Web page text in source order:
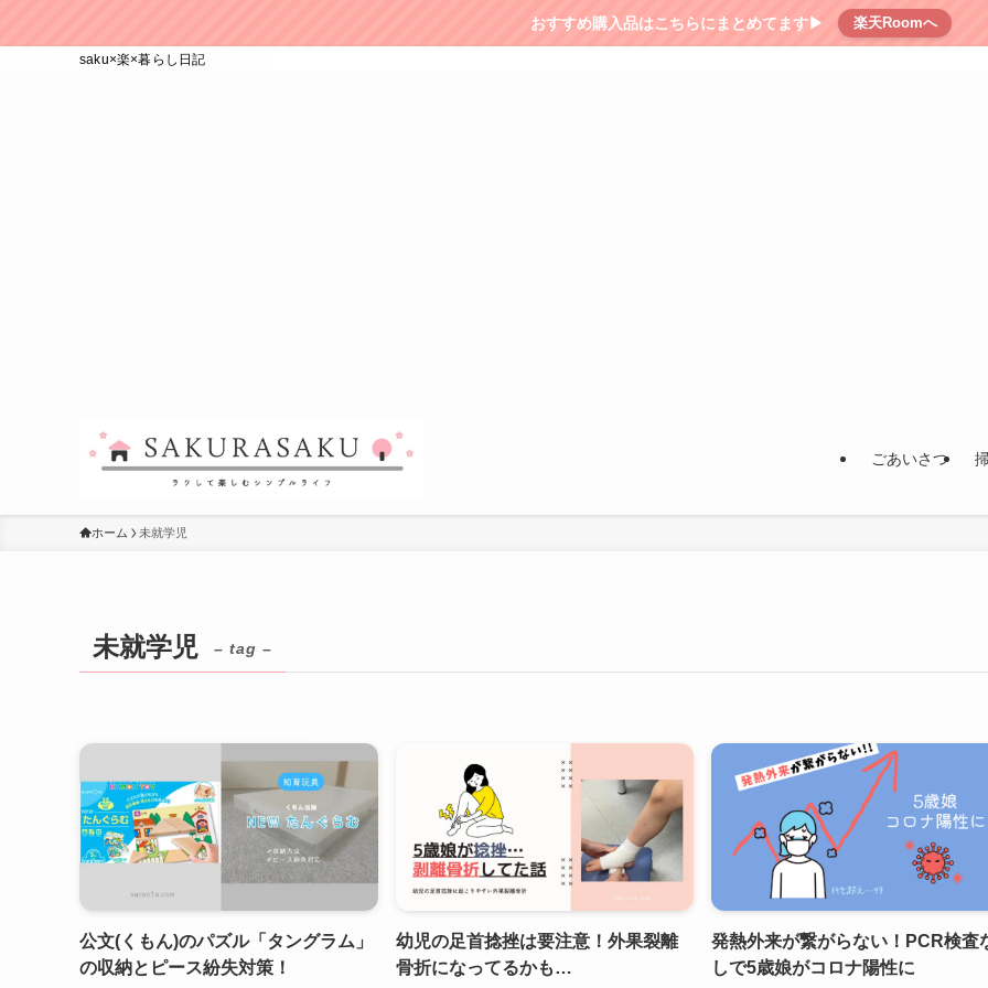
おすすめ購入品はこちらにまとめてます▶︎ 楽天Roomへ
saku×楽×暮らし日記
ごあいさつ
ホーム 未就学児
未就学児 – tag –
公文(くもん)のパズル「タングラム」
の収納とピース紛失対策！
幼児の足首捻挫は要注意！外果裂離
骨折になってるかも…
発熱外来が繋がらない！PCR検査
しで5歳娘がコロナ陽性に